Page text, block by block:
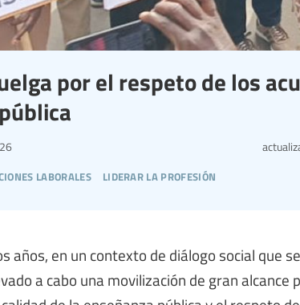
por el respeto de los
laborales liderar la profesión
años, en un contexto de diálogo social que
a cabo una movilización de gran